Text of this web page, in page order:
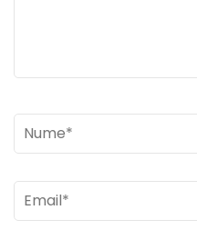
Nume*
Email*